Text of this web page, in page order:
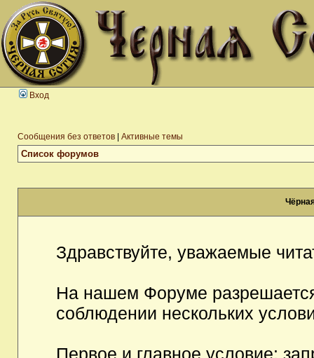
Вход
Сообщения без ответов Активные темы
Список форумов
Здравствуйте, уважаемые
На нашем Форуме
соблюдении нескольких
Первое и главное условие: